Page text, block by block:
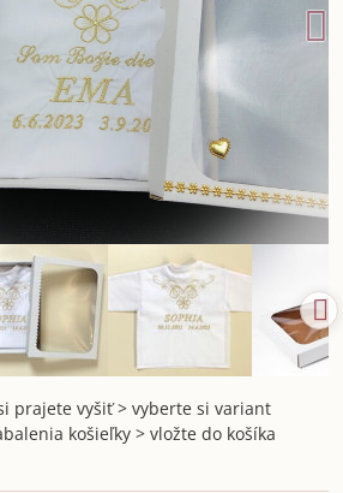
prajete vyšiť > vyberte si variant
košieľky > vložte do košíka